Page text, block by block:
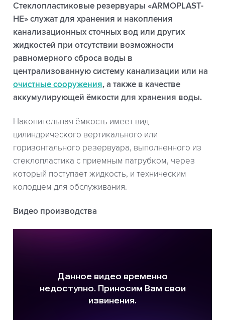
Стеклопластиковые резервуары «ARMOPLAST-
HE» служат для хранения и накопления
канализационных сточных вод или других
жидкостей при отсутствии возможности
равномерного сброса воды в
централизованную систему канализации или на
очистные сооружения, а также в качестве
аккумулирующей ёмкости для хранения воды.
Накопительная ёмкость имеет вид
цилиндрического вертикального или
горизонтального резервуара, выполненного из
стеклопластика с приемным патрубком, через
который поступает жидкость, и техническим
колодцем для обслуживания.
Видео производства